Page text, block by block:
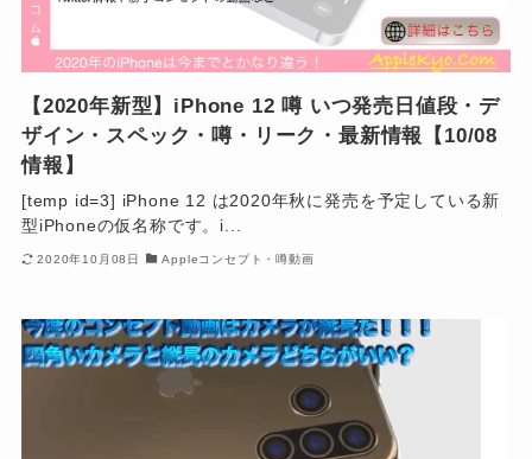
【2020年新型】iPhone 12 噂 いつ発売日値段・デ
ザイン・スペック・噂・リーク・最新情報【10/08
情報】
[temp id=3] iPhone 12 は2020年秋に発売を予定している新
型iPhoneの仮名称です。i...
2020年10月08日 Appleコンセプト・噂動画